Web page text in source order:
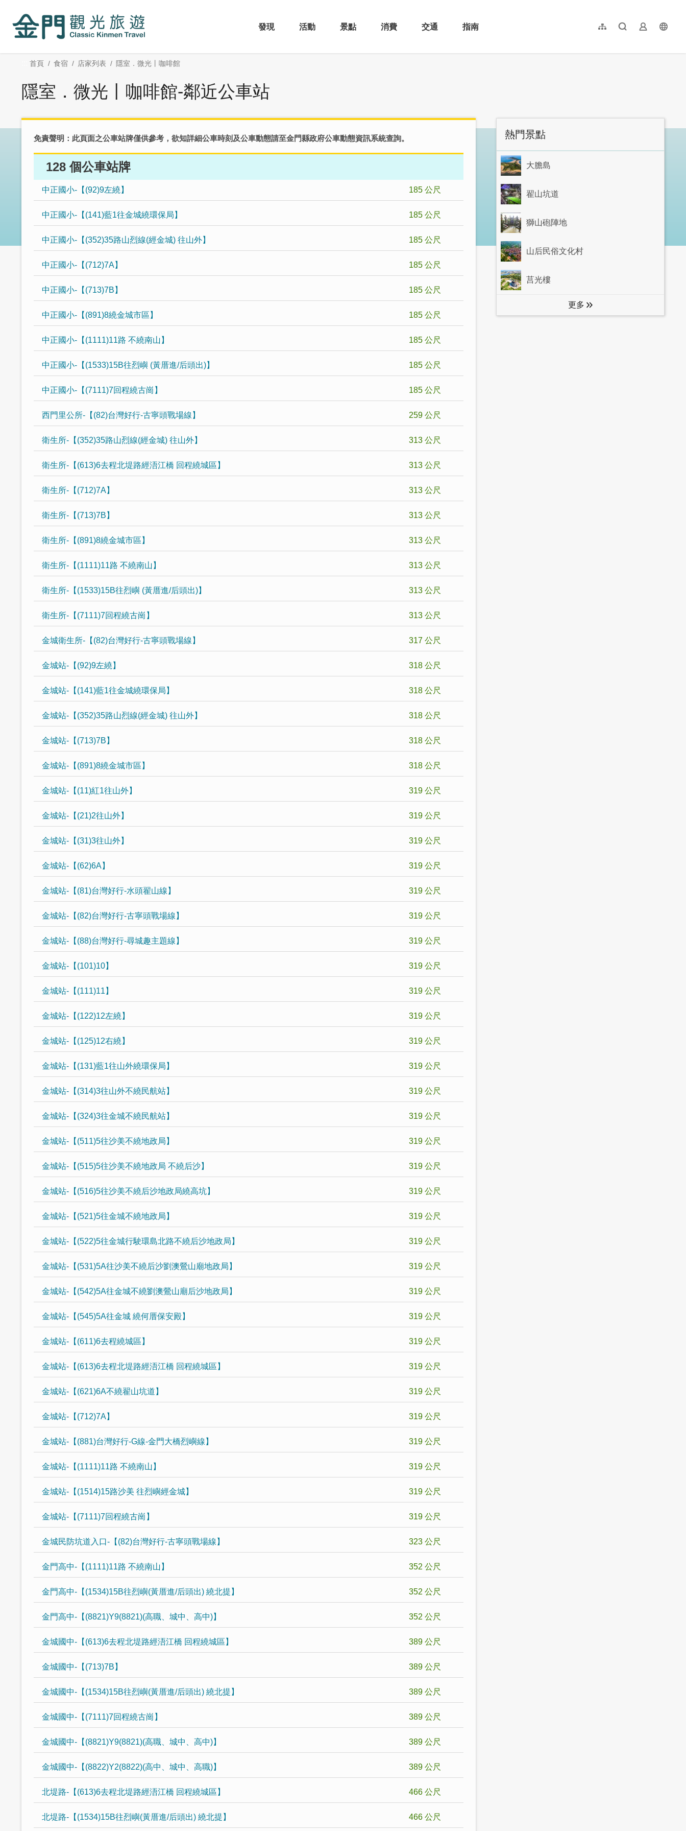
內
發現
活動 景點 消費 交通 指南 網站導覽全文檢索業者登入
简体中文
首頁 食宿 店家列表 隱室．微光丨咖啡館
隱室．微光丨咖啡館-鄰近公車站
免責聲明：此頁面之公車站牌僅供參考，欲知詳細公車時刻及公車動態請至金門縣政府公車動態資訊系統查詢。
128 個公車站牌
中正國小-【(92)9左繞】 185 公尺
中正國小-【(141)藍1往金城繞環保局】 185 公尺
中正國小-【(352)35路山烈線(經金城) 往山外】 185 公尺
中正國小-【(712)7A】 185 公尺
中正國小-【(713)7B】 185 公尺
中正國小-【(891)8繞金城市區】 185 公尺
中正國小-【(1111)11路 不繞南山】 185 公尺
中正國小-【(1533)15B往烈嶼 (黃厝進/后頭出)】 185 公尺
中正國小-【(7111)7回程繞古崗】 185 公尺
西門里公所-【(82)台灣好行-古寧頭戰場線】 259 公尺
衛生所-【(352)35路山烈線(經金城) 往山外】 313 公尺
衛生所-【(613)6去程北堤路經浯江橋 回程繞城區】 313 公尺
衛生所-【(712)7A】 313 公尺
衛生所-【(713)7B】 313 公尺
衛生所-【(891)8繞金城市區】 313 公尺
衛生所-【(1111)11路 不繞南山】 313 公尺
衛生所-【(1533)15B往烈嶼 (黃厝進/后頭出)】 313 公尺
衛生所-【(7111)7回程繞古崗】 313 公尺
金城衛生所-【(82)台灣好行-古寧頭戰場線】 317 公尺
金城站-【(92)9左繞】 318 公尺
金城站-【(141)藍1往金城繞環保局】 318 公尺
金城站-【(352)35路山烈線(經金城) 往山外】 318 公尺
金城站-【(713)7B】 318 公尺
金城站-【(891)8繞金城市區】 318 公尺
金城站-【(11)紅1往山外】 319 公尺
金城站-【(21)2往山外】 319 公尺
金城站-【(31)3往山外】 319 公尺
金城站-【(62)6A】 319 公尺
金城站-【(81)台灣好行-水頭翟山線】 319 公尺
金城站-【(82)台灣好行-古寧頭戰場線】 319 公尺
金城站-【(88)台灣好行-尋城趣主題線】 319 公尺
金城站-【(101)10】 319 公尺
金城站-【(111)11】 319 公尺
金城站-【(122)12左繞】 319 公尺
金城站-【(125)12右繞】 319 公尺
金城站-【(131)藍1往山外繞環保局】 319 公尺
金城站-【(314)3往山外不繞民航站】 319 公尺
金城站-【(324)3往金城不繞民航站】 319 公尺
金城站-【(511)5往沙美不繞地政局】 319 公尺
金城站-【(515)5往沙美不繞地政局 不繞后沙】 319 公尺
金城站-【(516)5往沙美不繞后沙地政局繞高坑】 319 公尺
金城站-【(521)5往金城不繞地政局】 319 公尺
金城站-【(522)5往金城行駛環島北路不繞后沙地政局】 319 公尺
金城站-【(531)5A往沙美不繞后沙劉澳鶯山廟地政局】 319 公尺
金城站-【(542)5A往金城不繞劉澳鶯山廟后沙地政局】 319 公尺
金城站-【(545)5A往金城 繞何厝保安殿】 319 公尺
金城站-【(611)6去程繞城區】 319 公尺
金城站-【(613)6去程北堤路經浯江橋 回程繞城區】 319 公尺
金城站-【(621)6A不繞翟山坑道】 319 公尺
金城站-【(712)7A】 319 公尺
金城站-【(881)台灣好行-G線-金門大橋烈嶼線】 319 公尺
金城站-【(1111)11路 不繞南山】 319 公尺
金城站-【(1514)15路沙美 往烈嶼經金城】 319 公尺
金城站-【(7111)7回程繞古崗】 319 公尺
金城民防坑道入口-【(82)台灣好行-古寧頭戰場線】 323 公尺
金門高中-【(1111)11路 不繞南山】 352 公尺
金門高中-【(1534)15B往烈嶼(黃厝進/后頭出) 繞北提】 352 公尺
金門高中-【(8821)Y9(8821)(高職、城中、高中)】 352 公尺
金城國中-【(613)6去程北堤路經浯江橋 回程繞城區】 389 公尺
金城國中-【(713)7B】 389 公尺
金城國中-【(1534)15B往烈嶼(黃厝進/后頭出) 繞北提】 389 公尺
金城國中-【(7111)7回程繞古崗】 389 公尺
金城國中-【(8821)Y9(8821)(高職、城中、高中)】 389 公尺
金城國中-【(8822)Y2(8822)(高中、城中、高職)】 389 公尺
北堤路-【(613)6去程北堤路經浯江橋 回程繞城區】 466 公尺
北堤路-【(1534)15B往烈嶼(黃厝進/后頭出) 繞北提】 466 公尺
:::
熱門景點
大膽島
翟山坑道
獅山砲陣地
山后民俗文化村
莒光樓
更多